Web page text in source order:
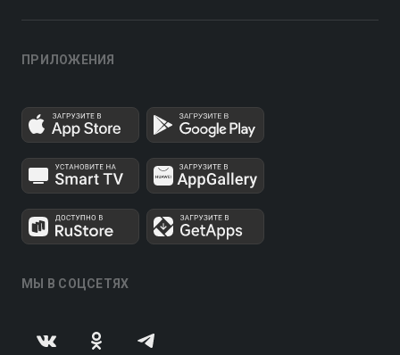
ПРИЛОЖЕНИЯ
МЫ В СОЦСЕТЯХ